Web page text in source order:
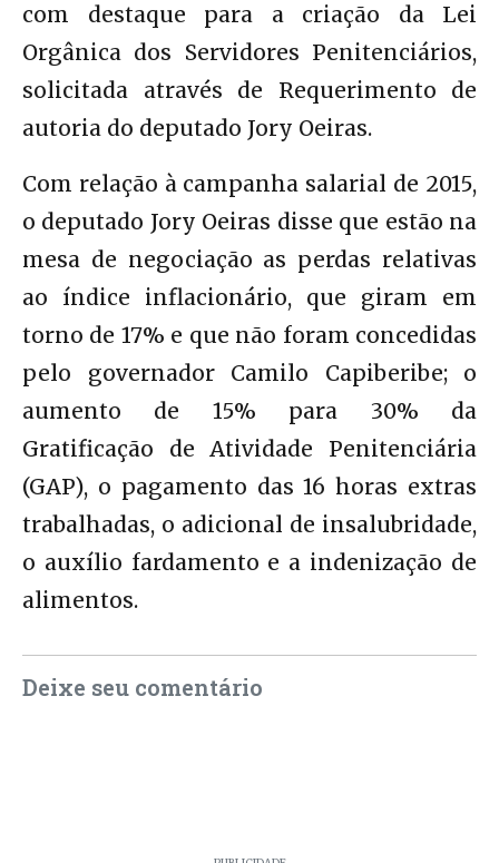
com destaque para a criação da Lei
Orgânica dos Servidores Penitenciários,
solicitada através de Requerimento de
autoria do deputado Jory Oeiras.
Com relação à campanha salarial de 2015,
o deputado Jory Oeiras disse que estão na
mesa de negociação as perdas relativas
ao índice inflacionário, que giram em
torno de 17% e que não foram concedidas
pelo governador Camilo Capiberibe; o
aumento de 15% para 30% da
Gratificação de Atividade Penitenciária
(GAP), o pagamento das 16 horas extras
trabalhadas, o adicional de insalubridade,
o auxílio fardamento e a indenização de
alimentos.
Deixe seu comentário